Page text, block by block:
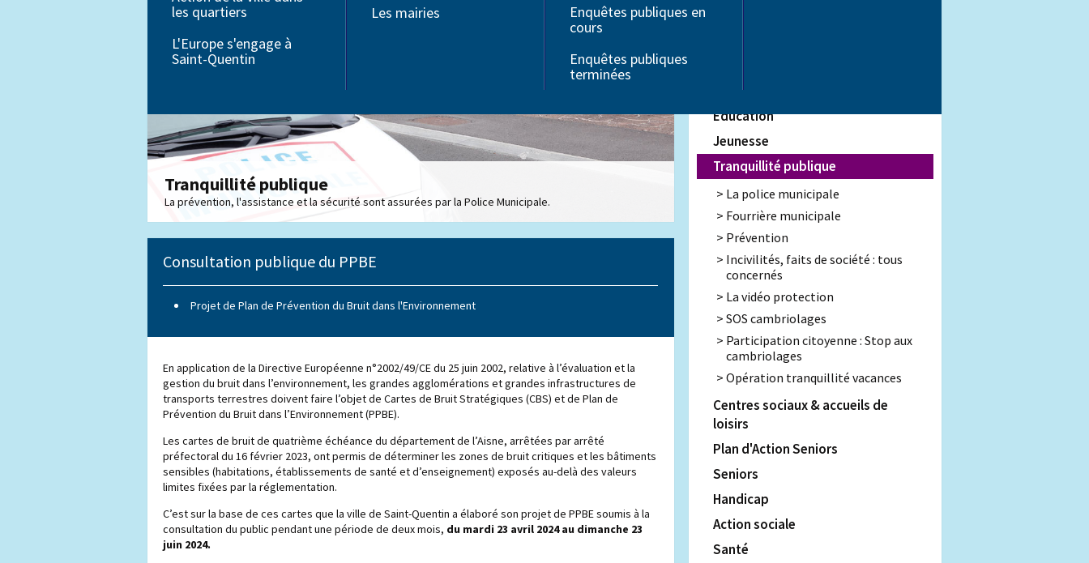
Éducation
Associations
les quartiers
L'Europe s'engage à
Saint-Quentin
Les mairies
Enquêtes publiques en
cours
Enquêtes publiques
terminées
Tranquillité publique
La prévention, l'assistance et la sécurité sont assurées par la Police Municipale.
Consultation publique du PPBE
Projet de Plan de Prévention du Bruit dans l'Environnement
En application de la Directive Européenne n°2002/49/CE du 25 juin 2002, relative à l’évaluation et la
gestion du bruit dans l’environnement, les grandes agglomérations et grandes infrastructures de
transports terrestres doivent faire l’objet de Cartes de Bruit Stratégiques (CBS) et de Plan de
Prévention du Bruit dans l’Environnement (PPBE).
Les cartes de bruit de quatrième échéance du département de l’Aisne, arrêtées par arrêté
préfectoral du 16 février 2023, ont permis de déterminer les zones de bruit critiques et les bâtiments
sensibles (habitations, établissements de santé et d’enseignement) exposés au-delà des valeurs
limites fixées par la réglementation.
C’est sur la base de ces cartes que la ville de Saint-Quentin a élaboré son projet de PPBE soumis à la
consultation du public pendant une période de deux mois, du mardi 23 avril 2024 au dimanche 23
juin 2024.
Petite enfance
Éducation
Jeunesse
Tranquillité publique
La police municipale
Fourrière municipale
Prévention
Incivilités, faits de société : tous
concernés
La vidéo protection
SOS cambriolages
Participation citoyenne : Stop aux
cambriolages
Opération tranquillité vacances
Centres sociaux & accueils de
loisirs
Plan d'Action Seniors
Seniors
Handicap
Action sociale
Santé